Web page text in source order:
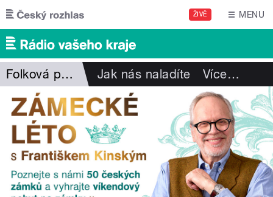
Přejít k hlavnímu obsahu
ŽIVĚ MENU
Folková pohlazení Jak nás naladíte Více…